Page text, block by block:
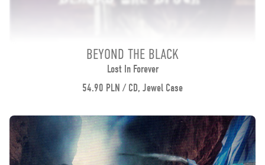
BEYOND THE BLACK
Lost In Forever
54.90 PLN / CD, Jewel Case